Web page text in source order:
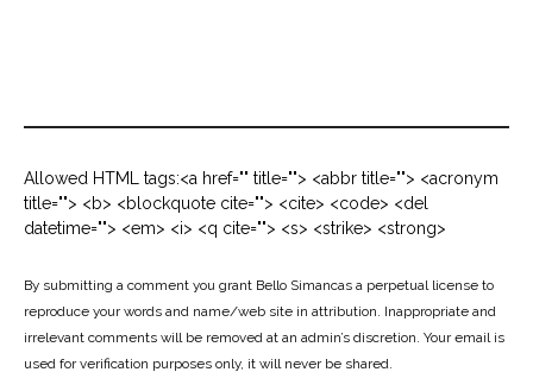
Allowed HTML tags:<a href="" title=""> <abbr title=""> <acronym
title=""> <b> <blockquote cite=""> <cite> <code> <del
datetime=""> <em> <i> <q cite=""> <s> <strike> <strong>
By submitting a comment you grant Bello Simancas a perpetual license to
reproduce your words and name/web site in attribution. Inappropriate and
irrelevant comments will be removed at an admin’s discretion. Your email is
used for verification purposes only, it will never be shared.